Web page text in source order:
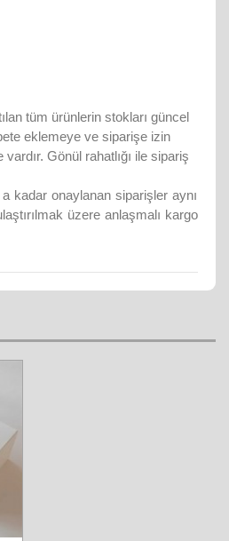
tüm ürünlerin stokları güncel
eklemeye ve siparişe izin
Gönül rahatlığı ile sipariş
kadar onaylanan siparişler aynı
üzere anlaşmalı kargo